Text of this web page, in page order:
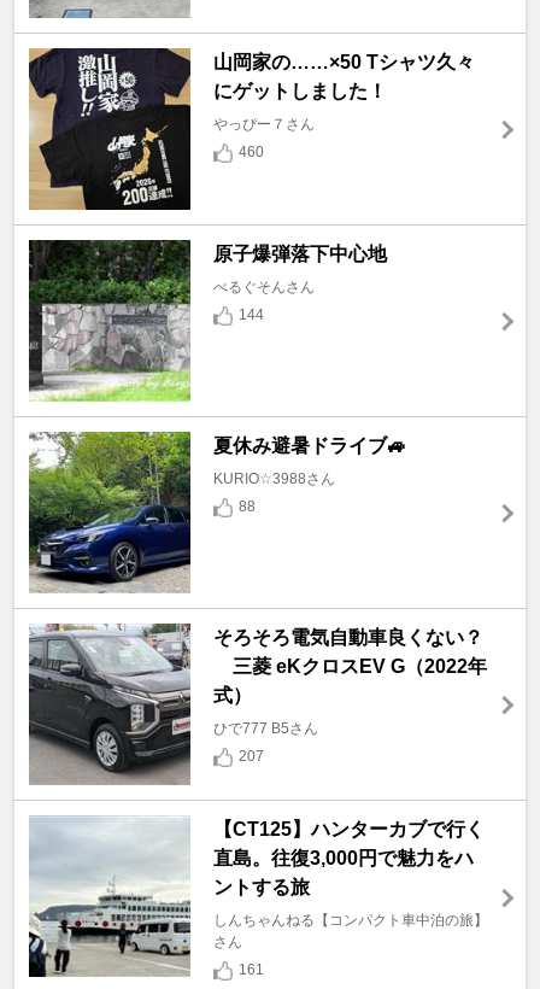
山岡家の……×50 Tシャツ久々
にゲットしました！
やっぴー７さん
460
原子爆弾落下中心地
べるぐそんさん
144
夏休み避暑ドライブ🚙
KURIO☆3988さん
88
そろそろ電気自動車良くない？
三菱 eKクロスEV G（2022年
式）
ひで777 B5さん
207
【CT125】ハンターカブで行く
直島。往復3,000円で魅力をハ
ントする旅
しんちゃんねる【コンパクト車中泊の旅】
さん
161